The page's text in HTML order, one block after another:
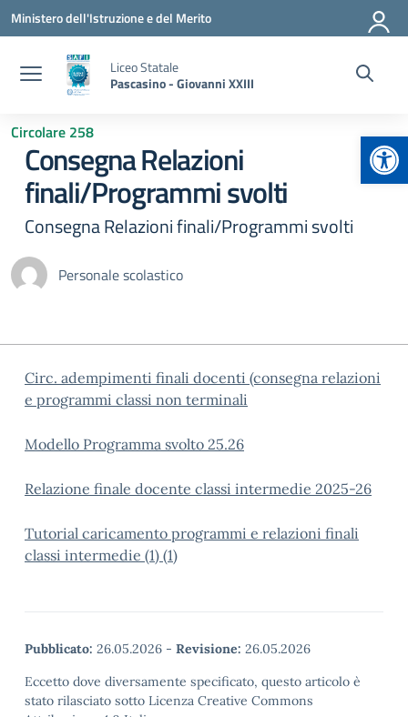
Vai ai contenuti
Vai al menu di navigazione
Vai al footer
Ministero dell'Istruzione e del Merito
Liceo Statale
Pascasino - Giovanni XXIII
Circolare 258
Consegna Relazioni
finali/Programmi svolti
Consegna Relazioni finali/Programmi svolti
Personale scolastico
Circ. adempimenti finali docenti (consegna relazioni
e programmi classi non terminali
Modello Programma svolto 25.26
Relazione finale docente classi intermedie 2025-26
Tutorial caricamento programmi e relazioni finali
classi intermedie (1) (1)
Pubblicato: 26.05.2026 - Revisione: 26.05.2026
Eccetto dove diversamente specificato, questo articolo è
stato rilasciato sotto Licenza Creative Commons